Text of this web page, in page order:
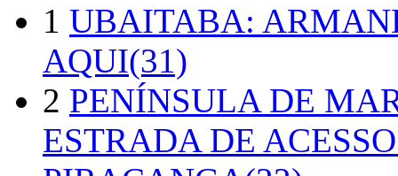
1 UBAITABA:
AQUI(31)
2 PENÍNSULA DE
ESTRADA DE